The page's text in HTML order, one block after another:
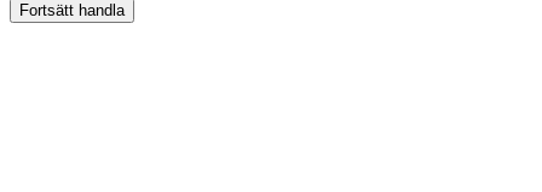
Fortsätt handla